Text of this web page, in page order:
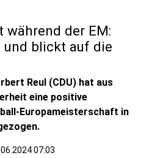
während der EM:
und blickt auf die
Reul (CDU) hat aus
eine positive
Europameisterschaft in
07:03